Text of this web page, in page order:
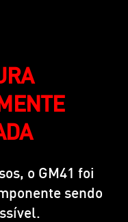
o GM41 foi
sendo